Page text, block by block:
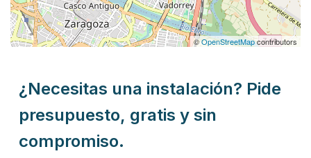
©OpenStreetMapcontributors
¿Necesitas una instalación? Pide
presupuesto, gratis y sin
compromiso.